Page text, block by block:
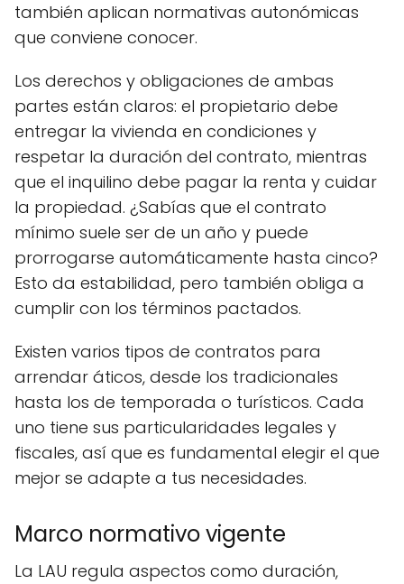
también aplican normativas autonómicas
que conviene conocer.
Los derechos y obligaciones de ambas
partes están claros: el propietario debe
entregar la vivienda en condiciones y
respetar la duración del contrato, mientras
que el inquilino debe pagar la renta y cuidar
la propiedad. ¿Sabías que el contrato
mínimo suele ser de un año y puede
prorrogarse automáticamente hasta cinco?
Esto da estabilidad, pero también obliga a
cumplir con los términos pactados.
Existen varios tipos de contratos para
arrendar áticos, desde los tradicionales
hasta los de temporada o turísticos. Cada
uno tiene sus particularidades legales y
fiscales, así que es fundamental elegir el que
mejor se adapte a tus necesidades.
Marco normativo vigente
La LAU regula aspectos como duración,